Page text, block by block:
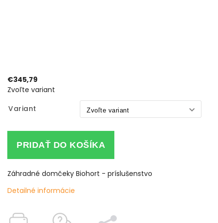
€345,79
Zvoľte variant
Variant
PRIDAŤ DO KOŠÍKA
Záhradné domčeky Biohort - príslušenstvo
Detailné informácie